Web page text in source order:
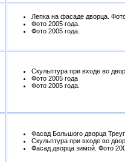
Лепка на фасаде дворца.
Фото 2005 года.
Фото 2005 года.
Скульптура при входе во
Фото 2005 года
Фото 2005 года.
Фасад Большого дворца
Скульптура при входе во
Фасад дворца зимой. Фото